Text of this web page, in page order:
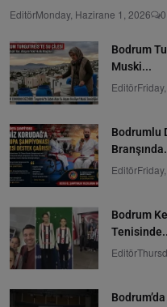
EditörMonday, Hazirane 1, 2026 0
Bodrum
Muski...
Editör
Bodrumlu
Editör
Bodrum
Editör